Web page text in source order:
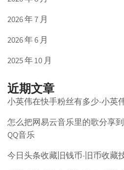
2026 年 7 月
2026 年 6 月
2025 年 10 月
近期文章
小英伟在快手粉丝有多少-小英
怎么把网易云音乐里的歌分享
QQ音乐
今日头条收藏旧钱币-旧币收藏